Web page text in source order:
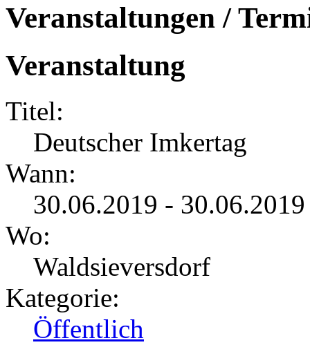
Veranstaltungen /
Veranstaltung
Titel:
Deutscher Imkertag
Wann:
30.06.2019 -
Wo:
Waldsieversdorf
Kategorie:
Öffentlich